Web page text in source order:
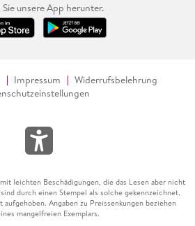
Sie unsere App herunter.
Impressum
Widerrufsbelehrung
leichten Beschädigungen, die das Lesen aber nicht
durch einen Stempel als solche gekennzeichnet.
Angaben zu Preissenkungen beziehen
mangelfreien Exemplars.